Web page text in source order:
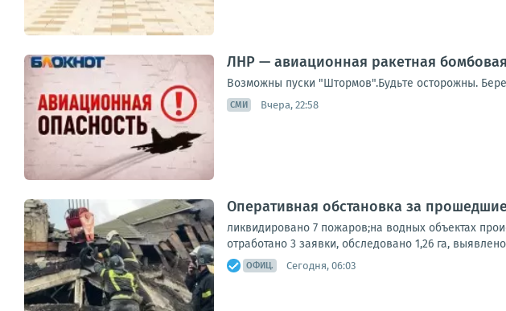
ЛНР — авиационная ракетная
Возможны пуски "Штормов".Будьте осторожны.
СМИ Вчера, 22:58
Оперативная обстановка за
ликвидировано 7 пожаров;на водных объектах
отработано 3 заявки, обследовано 1,26 га,
ОФИЦ. Сегодня, 06:03